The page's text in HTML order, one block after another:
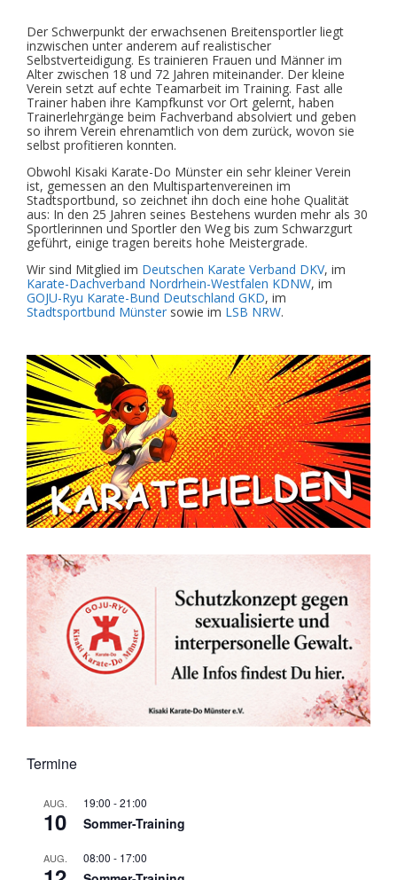
Der Schwerpunkt der erwachsenen Breitensportler liegt
inzwischen unter anderem auf realistischer
Selbstverteidigung. Es trainieren Frauen und Männer im
Alter zwischen 18 und 72 Jahren miteinander. Der kleine
Verein setzt auf echte Teamarbeit im Training. Fast alle
Trainer haben ihre Kampfkunst vor Ort gelernt, haben
Trainerlehrgänge beim Fachverband absolviert und geben
so ihrem Verein ehrenamtlich von dem zurück, wovon sie
selbst profitieren konnten.
Obwohl Kisaki Karate-Do Münster ein sehr kleiner Verein
ist, gemessen an den Multispartenvereinen im
Stadtsportbund, so zeichnet ihn doch eine hohe Qualität
aus: In den 25 Jahren seines Bestehens wurden mehr als 30
Sportlerinnen und Sportler den Weg bis zum Schwarzgurt
geführt, einige tragen bereits hohe Meistergrade.
Wir sind Mitglied im Deutschen Karate Verband DKV, im
Karate-Dachverband Nordrhein-Westfalen KDNW, im
GOJU-Ryu Karate-Bund Deutschland GKD, im
Stadtsportbund Münster sowie im LSB NRW.
Termine
AUG.
10
19:00 -21:00
Sommer-Training
AUG. 08:00 - 17:00